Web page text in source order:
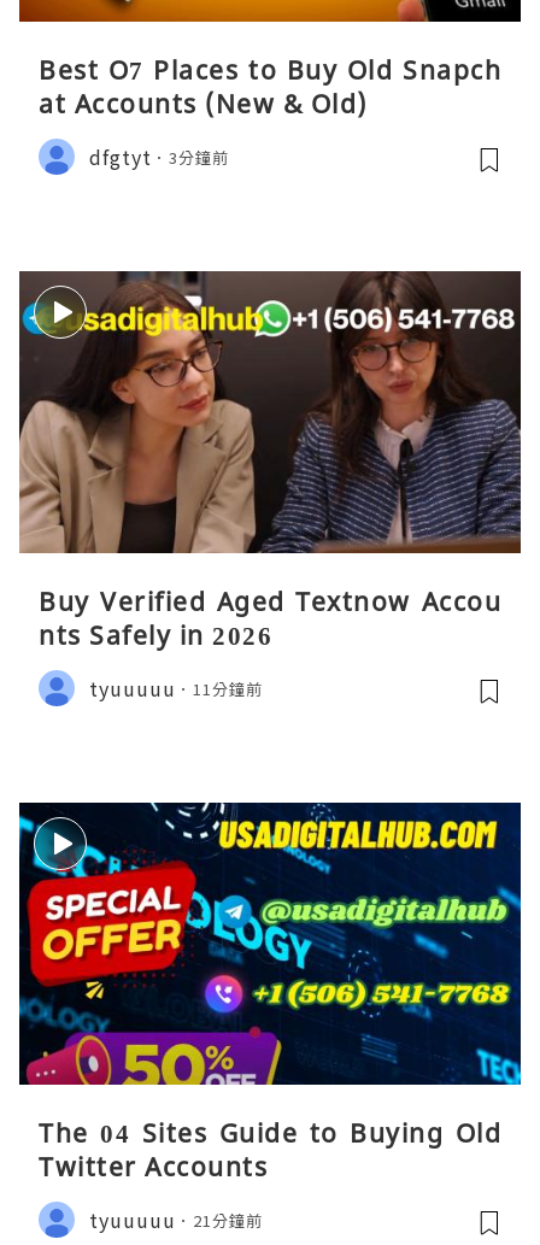
Best O7 Places to Buy Old Snapch
at Accounts (New & Old)
dfgtyt 3分鐘前
Buy Verified Aged Textnow Accou
nts Safely in 2026
tyuuuuu 11分鐘前
The 04 Sites Guide to Buying Old
Twitter Accounts
tyuuuuu 21分鐘前